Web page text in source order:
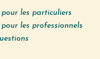
les particuliers
les professionnels